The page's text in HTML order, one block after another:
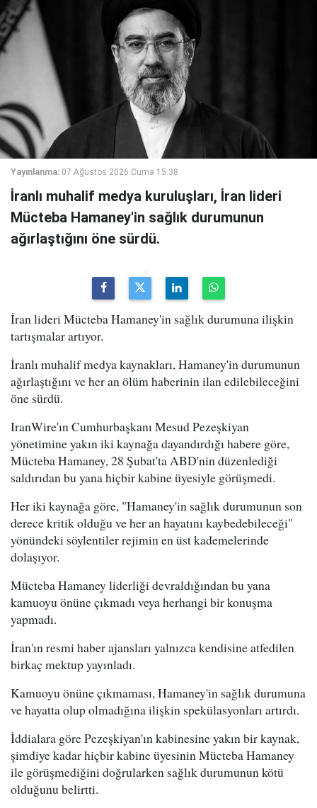
Yayınlanma: 07 Ağustos 2026 Cuma 15:38
İranlı muhalif medya kuruluşları, İran lideri
Mücteba Hamaney'in sağlık durumunun
ağırlaştığını öne sürdü.
İran lideri Mücteba Hamaney'in sağlık durumuna ilişkin
tartışmalar artıyor.
İranlı muhalif medya kaynakları, Hamaney'in durumunun
ağırlaştığını ve her an ölüm haberinin ilan edilebileceğini
öne sürdü.
IranWire'ın Cumhurbaşkanı Mesud Pezeşkiyan
yönetimine yakın iki kaynağa dayandırdığı habere göre,
Mücteba Hamaney, 28 Şubat'ta ABD'nin düzenlediği
saldırıdan bu yana hiçbir kabine üyesiyle görüşmedi.
Her iki kaynağa göre, "Hamaney'in sağlık durumunun son
derece kritik olduğu ve her an hayatını kaybedebileceği"
yönündeki söylentiler rejimin en üst kademelerinde
dolaşıyor.
Mücteba Hamaney liderliği devraldığından bu yana
kamuoyu önüne çıkmadı veya herhangi bir konuşma
yapmadı.
İran'ın resmi haber ajansları yalnızca kendisine atfedilen
birkaç mektup yayınladı.
Kamuoyu önüne çıkmaması, Hamaney'in sağlık durumuna
ve hayatta olup olmadığına ilişkin spekülasyonları artırdı.
İddialara göre Pezeşkiyan'ın kabinesine yakın bir kaynak,
şimdiye kadar hiçbir kabine üyesinin Mücteba Hamaney
ile görüşmediğini doğrularken sağlık durumunun kötü
olduğunu belirtti.